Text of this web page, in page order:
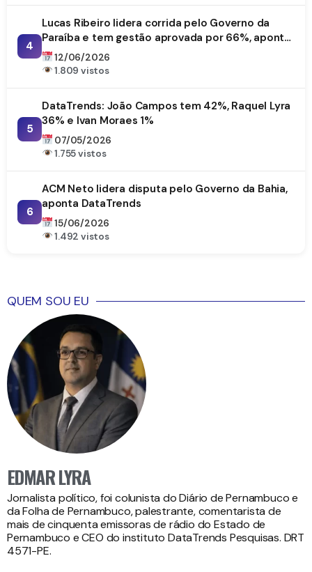
4
Lucas Ribeiro lidera corrida pelo Governo da
Paraíba e tem gestão aprovada por 66%, aponta
DataTrends
12/06/2026
1.809 vistos
5
DataTrends: João Campos tem 42%, Raquel Lyra
36% e Ivan Moraes 1%
07/05/2026
1.755 vistos
6
ACM Neto lidera disputa pelo Governo da Bahia,
aponta DataTrends
15/06/2026
1.492 vistos
QUEM SOU EU
EDMAR LYRA
Jornalista político, foi colunista do Diário de Pernambuco e
da Folha de Pernambuco, palestrante, comentarista de
mais de cinquenta emissoras de rádio do Estado de
Pernambuco e CEO do instituto DataTrends Pesquisas. DRT
4571-PE.